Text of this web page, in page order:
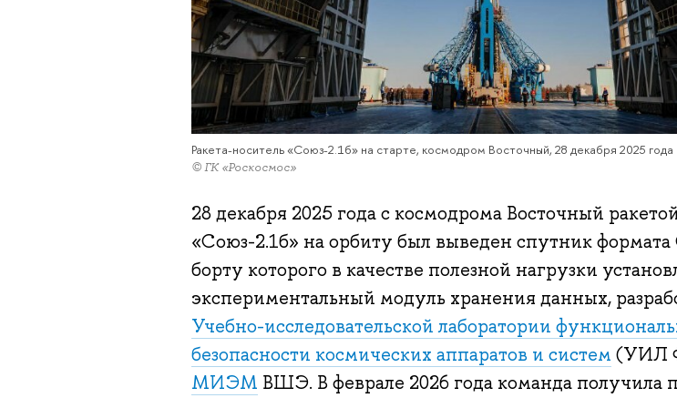
Ракета-носитель «Союз-2.1б» на старте, космодром Восточный, 28 декабря 2025 года
© ГК «Роскосмос»
28 декабря 2025 года с космодрома Восточный
«Союз-2.1б» на орбиту был выведен спутник формата
борту которого в качестве полезной нагрузки
экспериментальный модуль хранения данных,
Учебно-исследовательской лаборатории
безопасности космических аппаратов и систем (УИЛ
МИЭМ ВШЭ. В феврале 2026 года команда получила